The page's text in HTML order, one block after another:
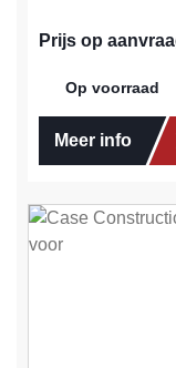
Prijs op
Op voorraad
Meer info